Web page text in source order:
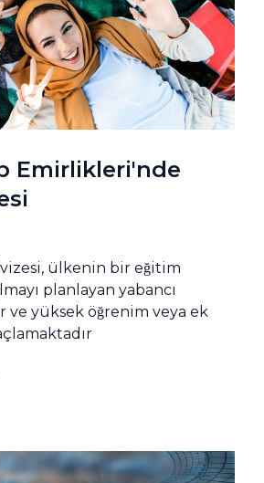
Emirlikleri'nde
ülkenin bir eğitim
planlayan yabancı
ve yüksek öğrenim veya ek
Arap Emirlikleri'nde Öğrenci